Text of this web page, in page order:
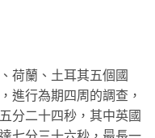
荷蘭、土耳其五個國
進行為期四周的調查，
分二十四秒，其中英國